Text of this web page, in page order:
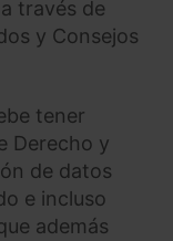
través de
y Consejos
tener
Derecho y
de datos
e incluso
además